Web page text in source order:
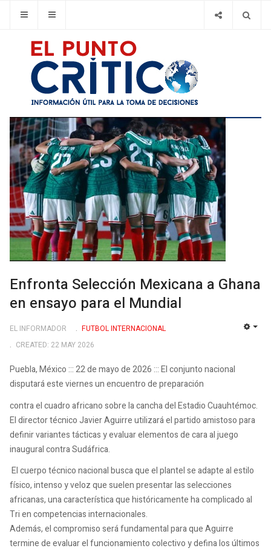
Enfronta Selección Mexicana a Ghana
en ensayo para el Mundial
EL INFORMADOR
FUTBOL INTERNACIONAL
CREATED: 22 MAY 2026
Puebla, México ::: 22 de mayo de 2026 ::: El conjunto nacional
disputará este viernes un encuentro de preparación
contra el cuadro africano sobre la cancha del Estadio Cuauhtémoc.
El director técnico Javier Aguirre utilizará el partido amistoso para
definir variantes tácticas y evaluar elementos de cara al juego
inaugural contra Sudáfrica.
El cuerpo técnico nacional busca que el plantel se adapte al estilo
físico, intenso y veloz que suelen presentar las selecciones
africanas, una característica que históricamente ha complicado al
Tri en competencias internacionales.
Además, el compromiso será fundamental para que Aguirre
termine de evaluar el funcionamiento colectivo y defina los últimos